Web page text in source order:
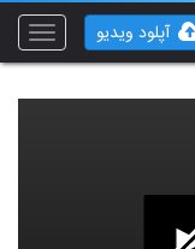
Toggle
آپلود ویدیو